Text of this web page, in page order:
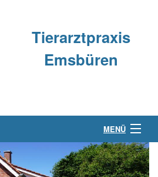
Tierarztpraxis
Emsbüren
MENÜ
Über uns